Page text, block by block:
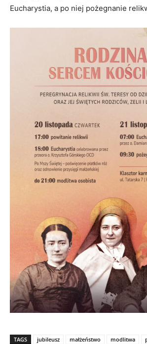
Eucharystia, a po niej pożegnanie
TAGS jubileusz małżeństwo modlitwa